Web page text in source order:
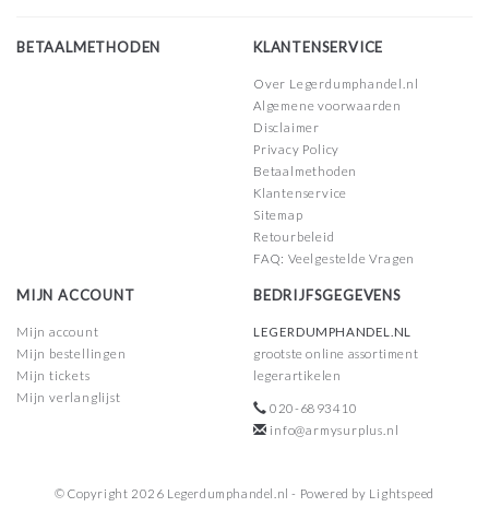
BETAALMETHODEN KLANTENSERVICE
Over Legerdumphandel.nl
Algemene voorwaarden
Disclaimer
Privacy Policy
Betaalmethoden
Klantenservice
Sitemap
Retourbeleid
FAQ: Veelgestelde Vragen
MIJN ACCOUNT
Mijn account
Mijn bestellingen
Mijn tickets
Mijn verlanglijst
BEDRIJFSGEGEVENS
LEGERDUMPHANDEL.NL
grootste online assortiment
legerartikelen
020-6893410
info@armysurplus.nl
© Copyright 2026 Legerdumphandel.nl - Powered by Lightspeed